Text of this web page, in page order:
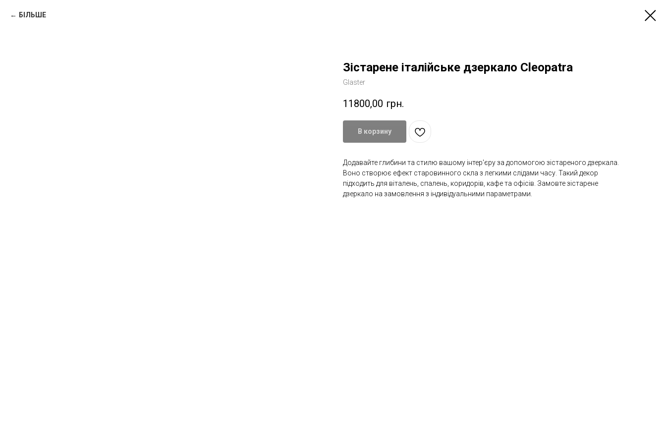
БІЛЬШЕ
Зістарене італійське дзеркало Cleopatra
Glaster
11800,00 грн.
В корзину
Додавайте глибини та стилю вашому інтер'єру за допомогою зістареного дзеркала.
Воно створює ефект старовинного скла з легкими слідами часу. Такий декор
підходить для віталень, спалень, коридорів, кафе та офісів. Замовте зістарене
дзеркало на замовлення з індивідуальними параметрами.